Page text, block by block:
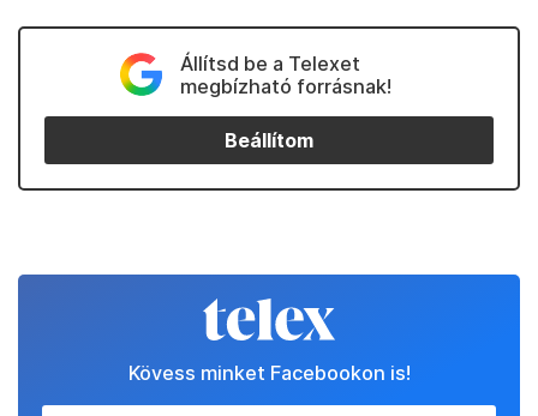
Állítsd be a Telexet
megbízható forrásnak!
Beállítom
Kövess minket Facebookon is!